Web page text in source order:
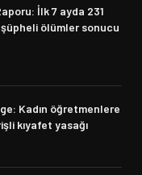
İlk 7 ayda 231
ölümler sonucu
Kadın öğretmenlere
kıyafet yasağı